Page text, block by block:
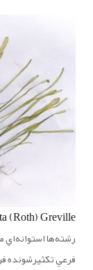
(Roth) Greville /
رشته‌‌ها استوانه‌اي
فرعي تكثيرشونده